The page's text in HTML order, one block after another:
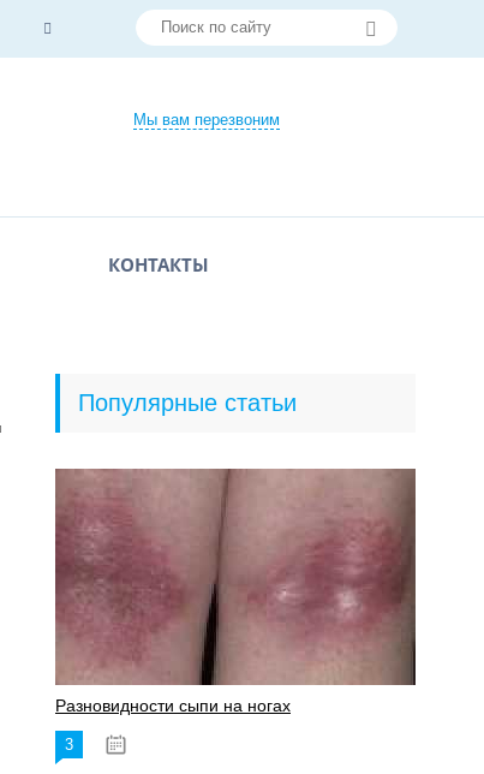
Мы вам перезвоним
КОНТАКТЫ
Популярные статьи
Разновидности сыпи на ногах
3